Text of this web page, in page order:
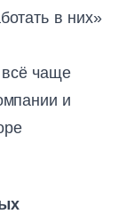
в них»
чаще
и